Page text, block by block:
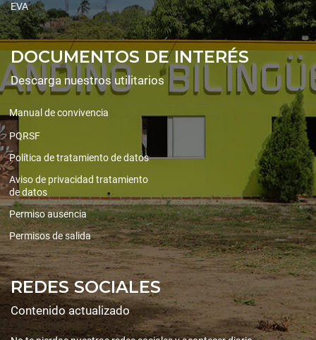
EVA
DOCUMENTOS DE INTERÉS
Descarga nuestros utilitarios
Manual de convivencia
PQRSF
Política de tratamiento de datos
Aviso de privacidad tratamiento
de datos
Permiso ausencia
Permisos de salida
REDES SOCIALES
Contenido actualizado